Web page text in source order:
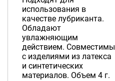
использования в
качестве лубриканта.
Обладают
увлажняющим
действием. Совместимы
с изделиями из латекса
и синтетических
материалов. Объем 4 г.